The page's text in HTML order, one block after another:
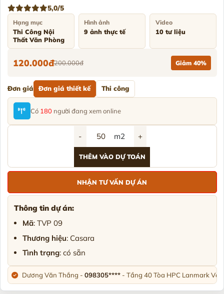
5,0/5
Hạng mục
Thi Công Nội
Thất Văn Phòng
Hình ảnh
9 ảnh thực tế
Video
10 tư liệu
120.000đ200.000đ Giảm 40%
Đơn giá Đơn giá thiết kế Thi công
Có 180 người đang xem online
- m2 +
THÊM VÀO DỰ TOÁN
NHẬN TƯ VẤN DỰ ÁN
Thông tin dự án:
Mã: TVP 09
Thương hiệu: Casara
Tình trạng: có sẵn
Dương Văn Thắng -098305**** - Tầng 40 Tòa HPC Lanmark
Chị Hà Trương -090955****- Số 63 Lạc Long Quân, Hiệp Định,